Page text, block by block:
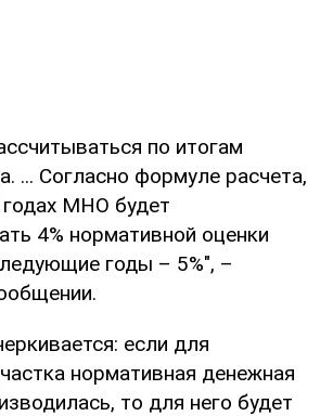
по итогам
... Согласно формуле расчета,
МНО будет
4% нормативной оценки
годы – 5%", –
если для
нормативная денежная
то для него будет